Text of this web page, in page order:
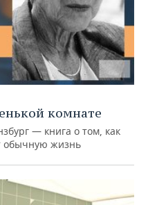
комнате
— книга о том, как
обычную жизнь